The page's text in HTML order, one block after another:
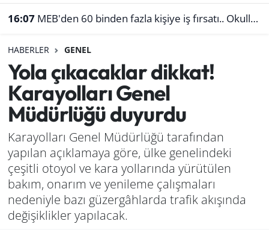
16:07 MEB'den 60 binden fazla kişiye iş fırsatı.. Okullara personel alınacak
HABERLER GENEL
Yola çıkacaklar dikkat!
Karayolları Genel
Müdürlüğü duyurdu
Karayolları Genel Müdürlüğü tarafından
yapılan açıklamaya göre, ülke genelindeki
çeşitli otoyol ve kara yollarında yürütülen
bakım, onarım ve yenileme çalışmaları
nedeniyle bazı güzergâhlarda trafik akışında
değişiklikler yapılacak.
Çevre
Genel
Haber
Izmir
Kütahya
Manisa
Muğla
Süper Lig Puan Durumu ve Fikstür
Son Dakika Haberleri
Haber Arşivi